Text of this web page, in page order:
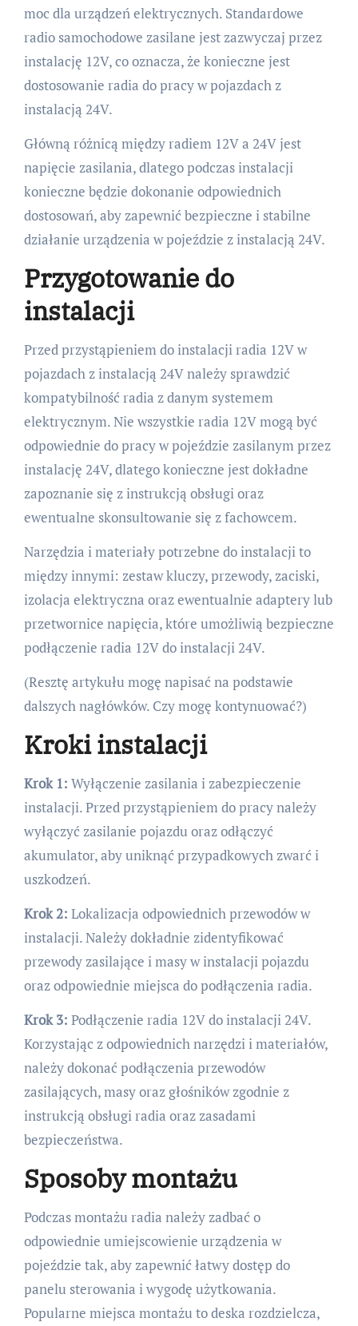
moc dla urządzeń elektrycznych. Standardowe
radio samochodowe zasilane jest zazwyczaj przez
instalację 12V, co oznacza, że konieczne jest
dostosowanie radia do pracy w pojazdach z
instalacją 24V.
Główną różnicą między radiem 12V a 24V jest
napięcie zasilania, dlatego podczas instalacji
konieczne będzie dokonanie odpowiednich
dostosowań, aby zapewnić bezpieczne i stabilne
działanie urządzenia w pojeździe z instalacją 24V.
Przygotowanie do
instalacji
Przed przystąpieniem do instalacji radia 12V w
pojazdach z instalacją 24V należy sprawdzić
kompatybilność radia z danym systemem
elektrycznym. Nie wszystkie radia 12V mogą być
odpowiednie do pracy w pojeździe zasilanym przez
instalację 24V, dlatego konieczne jest dokładne
zapoznanie się z instrukcją obsługi oraz
ewentualne skonsultowanie się z fachowcem.
Narzędzia i materiały potrzebne do instalacji to
między innymi: zestaw kluczy, przewody, zaciski,
izolacja elektryczna oraz ewentualnie adaptery lub
przetwornice napięcia, które umożliwią bezpieczne
podłączenie radia 12V do instalacji 24V.
(Resztę artykułu mogę napisać na podstawie
dalszych nagłówków. Czy mogę kontynuować?)
Kroki instalacji
Krok 1: Wyłączenie zasilania i zabezpieczenie
instalacji. Przed przystąpieniem do pracy należy
wyłączyć zasilanie pojazdu oraz odłączyć
akumulator, aby uniknąć przypadkowych zwarć i
uszkodzeń.
Krok 2: Lokalizacja odpowiednich przewodów w
instalacji. Należy dokładnie zidentyfikować
przewody zasilające i masy w instalacji pojazdu
oraz odpowiednie miejsca do podłączenia radia.
Krok 3: Podłączenie radia 12V do instalacji 24V.
Korzystając z odpowiednich narzędzi i materiałów,
należy dokonać podłączenia przewodów
zasilających, masy oraz głośników zgodnie z
instrukcją obsługi radia oraz zasadami
bezpieczeństwa.
Sposoby montażu
Podczas montażu radia należy zadbać o
odpowiednie umiejscowienie urządzenia w
pojeździe tak, aby zapewnić łatwy dostęp do
panelu sterowania i wygodę użytkowania.
Popularne miejsca montażu to deska rozdzielcza,